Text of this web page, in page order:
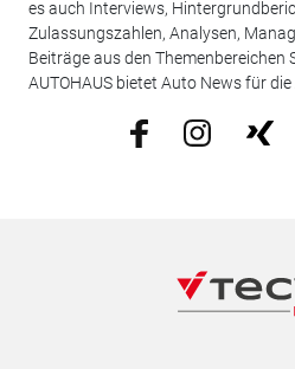
es auch Interviews,
Zulassungszahlen, Analysen,
Beiträge aus den Themenbereichen
AUTOHAUS bietet Auto News für